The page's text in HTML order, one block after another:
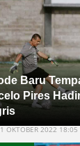
Baru
Pires
OKTOBER 2022 18:05